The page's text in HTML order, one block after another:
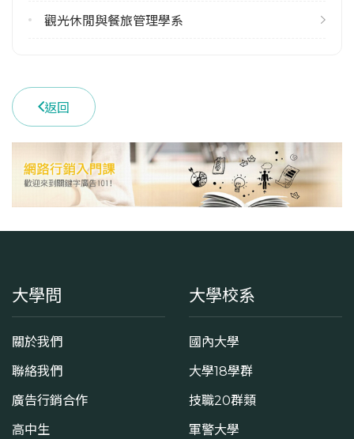
113學年度下學期
(049)2910960 #2540
學系地址
南投縣埔里鎮大學路1號
觀光休閒與餐旅管理學系
返回
大學問
關於我們
聯絡我們
廣告行銷合作
高中生
大學校系
國內大學
大學18學群
技職20群類
軍警大學